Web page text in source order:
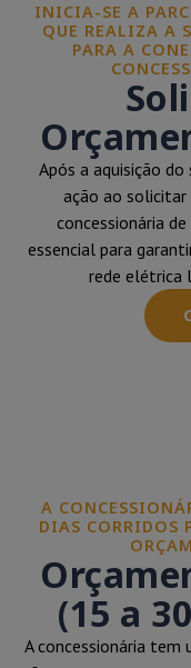
INICIA-SE A
QUE REALIZA A
PARA A
Após a aquisição
ação ao
concessionária
essencial para
rede elétrica
A
DIAS CORRIDOS
(15 a
A concessionária tem